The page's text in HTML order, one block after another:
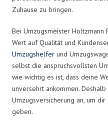
Zuhause zu bringen.
Bei Umzugsmeister
Wert auf Qualität und
Umzugshelfer und
selbst die anspruchsvollsten
wie wichtig es ist, dass deine
unversehrt ankommen.
Umzugsversicherung an, um
geben.